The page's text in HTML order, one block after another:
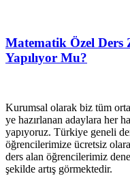
Matematik Özel Ders
Yapılıyor Mu?
Kurumsal olarak biz tüm
ye hazırlanan adaylara her
yapıyoruz. Türkiye geneli
öğrencilerimize ücretsiz
ders alan öğrencilerimiz
şekilde artış görmektedir.